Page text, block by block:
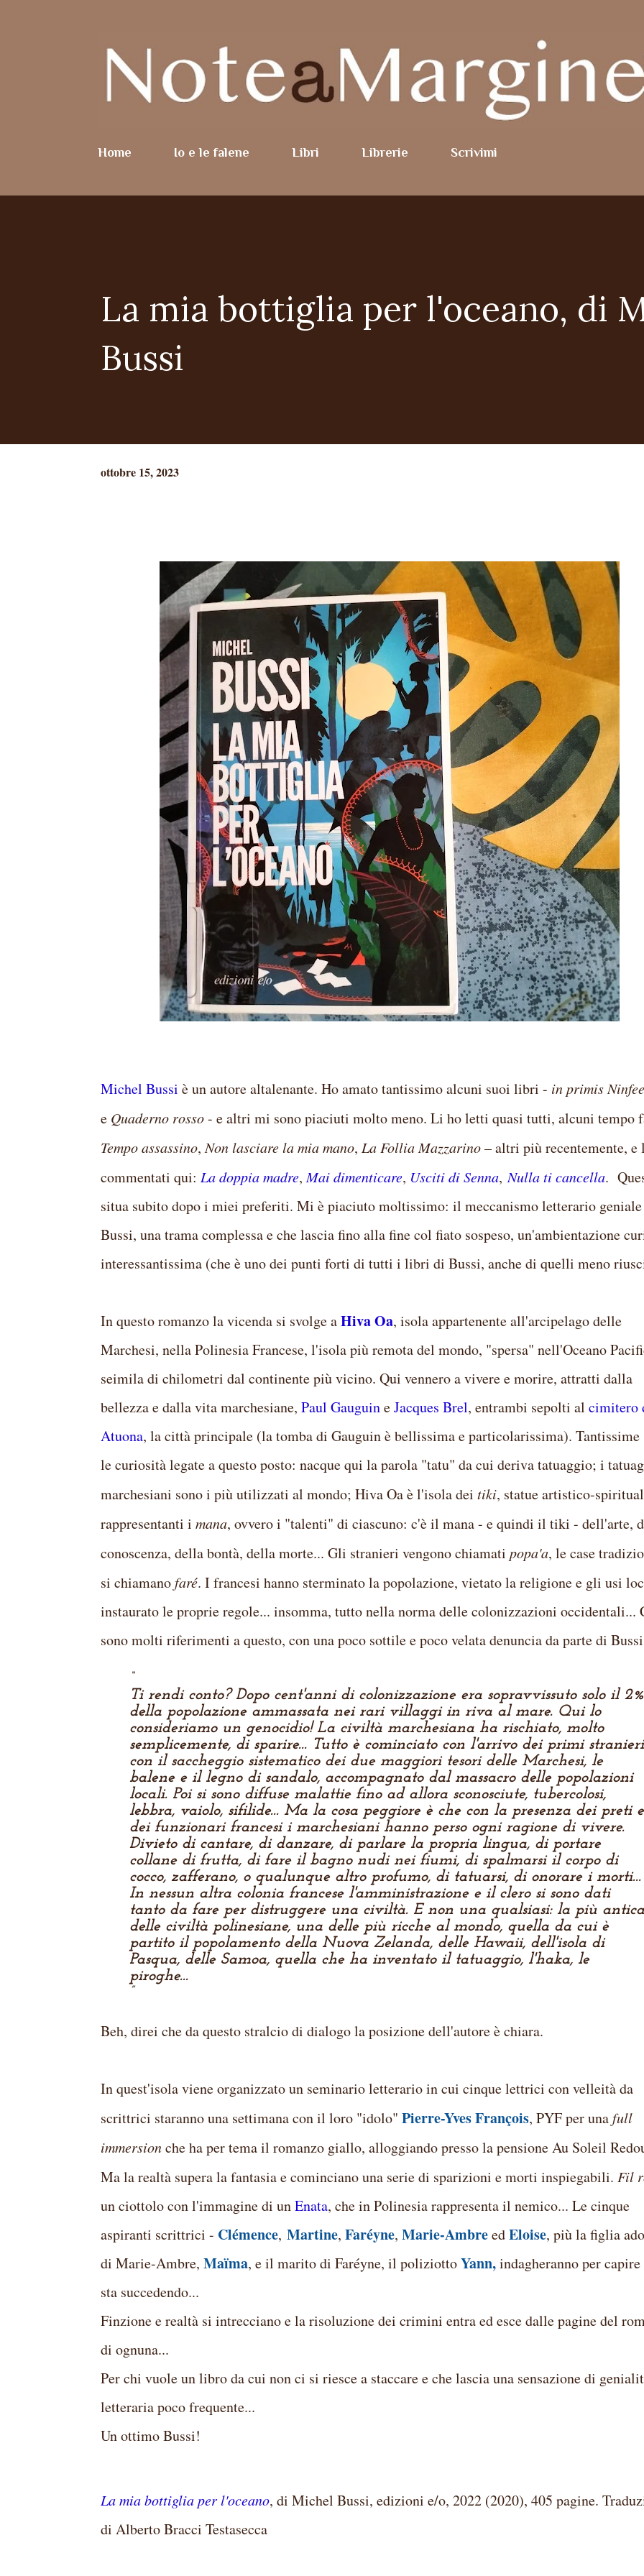
Home Io e le falene Libri Librerie Scrivimi
La mia bottiglia per l'oceano, di
Bussi
ottobre 15, 2023
Michel Bussi è un autore altalenante. Ho amato tantissimo alcuni suoi libri - in primis
e Quaderno rosso- e altri mi sono piaciuti molto meno. Li ho letti quasi tutti, alcuni tempo
Tempo assassino,Non lasciare la mia mano, La Follia Mazzarino– altri più recentemente, e
commentati qui: La doppia madre,Mai dimenticare, Usciti di Senna,Nulla ti cancella.
situa subito dopo i miei preferiti. Mi è piaciuto moltissimo: il meccanismo letterario
Bussi, una trama complessa e che lascia fino alla fine col fiato sospeso, un'ambientazione
interessantissima (che è uno dei punti forti di tutti i libri di Bussi, anche di quelli meno
In questo romanzo la vicenda si svolge aHiva Oa, isola appartenente all'arcipelago delle
Marchesi, nella Polinesia Francese, l'isola più remota del mondo, "spersa" nell'Oceano
seimila di chilometri dal continente più vicino. Qui vennero a vivere e morire, attratti dalla
bellezza e dalla vita marchesiane, Paul GauguineJacques Brel, entrambi sepolti al cimitero
Atuona, la città principale (la tomba di Gauguin è bellissima e particolarissima). Tantissime
le curiosità legate a questo posto: nacque qui la parola "tatu" da cui deriva tatuaggio; i
marchesiani sono i più utilizzati al mondo; Hiva Oa è l'isola dei tiki, statue artistico-
rappresentanti i mana, ovvero i "talenti" di ciascuno: c'è il mana - e quindi il tiki - dell'arte,
conoscenza, della bontà, della morte... Gli stranieri vengono chiamati popa'a, le case
si chiamanofaré. I francesi hanno sterminato la popolazione, vietato la religione e gli usi
instaurato le proprie regole... insomma, tutto nella norma delle colonizzazioni occidentali...
sono molti riferimenti a questo, con una poco sottile e poco velata denuncia da parte di
Ti rendi conto? Dopo cent'anni di colonizzazione era sopravvissuto solo il 2%
della popolazione ammassata nei rari villaggi in riva al mare. Qui lo
consideriamo un genocidio! La civiltà marchesiana ha rischiato, molto
semplicemente, di sparire... Tutto è cominciato con l'arrivo dei primi stranieri
con il saccheggio sistematico dei due maggiori tesori delle Marchesi, le
balene e il legno di sandalo, accompagnato dal massacro delle popolazioni
locali. Poi si sono diffuse malattie fino ad allora sconosciute, tubercolosi,
lebbra, vaiolo, sifilide... Ma la cosa peggiore è che con la presenza dei preti e
dei funzionari francesi i marchesiani hanno perso ogni ragione di vivere.
Divieto di cantare, di danzare, di parlare la propria lingua, di portare
collane di frutta, di fare il bagno nudi nei fiumi, di spalmarsi il corpo di
cocco, zafferano, o qualunque altro profumo, di tatuarsi, di onorare i morti...
In nessun altra colonia francese l'amministrazione e il clero si sono dati
tanto da fare per distruggere una civiltà. E non una qualsiasi: la più antica
delle civiltà polinesiane, una delle più ricche al mondo, quella da cui è
partito il popolamento della Nuova Zelanda, delle Hawaii, dell'isola di
Pasqua, delle Samoa, quella che ha inventato il tatuaggio, l'haka, le
piroghe...
Beh, direi che da questo stralcio di dialogo la posizione dell'autore è chiara.
In quest'isola viene organizzato un seminario letterario in cui cinque lettrici con velleità da
scrittrici staranno una settimana con il loro "idolo" Pierre-Yves François, PYF per unafull
immersionche ha per tema il romanzo giallo, alloggiando presso la pensione Au Soleil
Ma la realtà supera la fantasia e cominciano una serie di sparizioni e morti inspiegabili. Fil
un ciottolo con l'immagine di unEnata, che in Polinesia rappresenta il nemico... Le cinque
aspiranti scrittrici - Clémence, Martine, Faréyne, Marie-AmbreedEloise, più la figlia
di Marie-Ambre, Maïma, e il marito di Faréyne, il poliziottoYann,indagheranno per capire
sta succedendo...
Finzione e realtà si intrecciano e la risoluzione dei crimini entra ed esce dalle pagine del
di ognuna...
Per chi vuole un libro da cui non ci si riesce a staccare e che lascia una sensazione di
letteraria poco frequente...
Un ottimo Bussi!
La mia bottiglia per l'oceano, di Michel Bussi, edizioni e/o, 2022 (2020), 405 pagine.
di Alberto Bracci Testasecca